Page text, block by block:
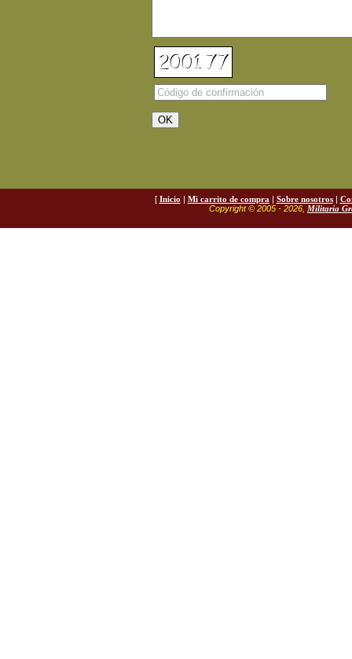
[ Inicio | Mi carrito de compra | Sobre nosotros|
Copyright © 2005 - 2026, Militaria